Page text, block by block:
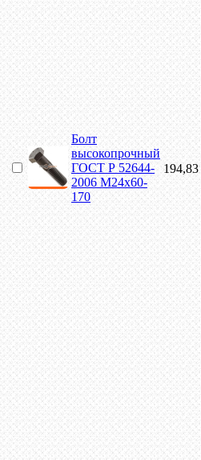
Болт
высокопрочный
ГОСТ Р 52644-
2006 М24х60-
170
194,83